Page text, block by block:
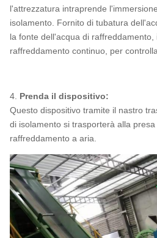
l'attrezzatura intraprende
isolamento. Fornito di tubatura
la fonte dell'acqua di
raffreddamento continuo, per
4. Prenda il dispositivo:
Questo dispositivo tramite il nastro
di isolamento si trasporterà alla
raffreddamento a aria.